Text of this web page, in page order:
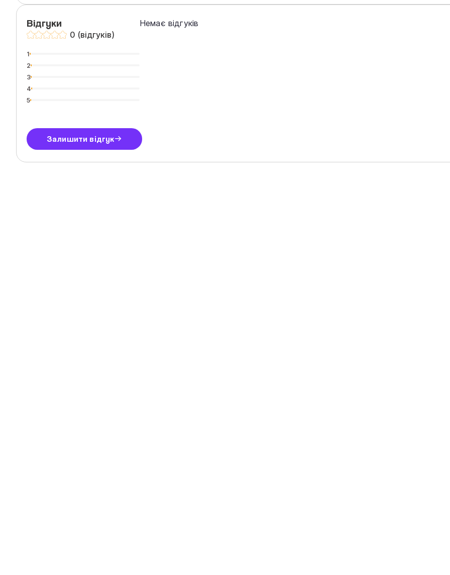
Відгуки
0 (відгуків)
1
2
3
4
5
Залишити відгук
Немає відгуків